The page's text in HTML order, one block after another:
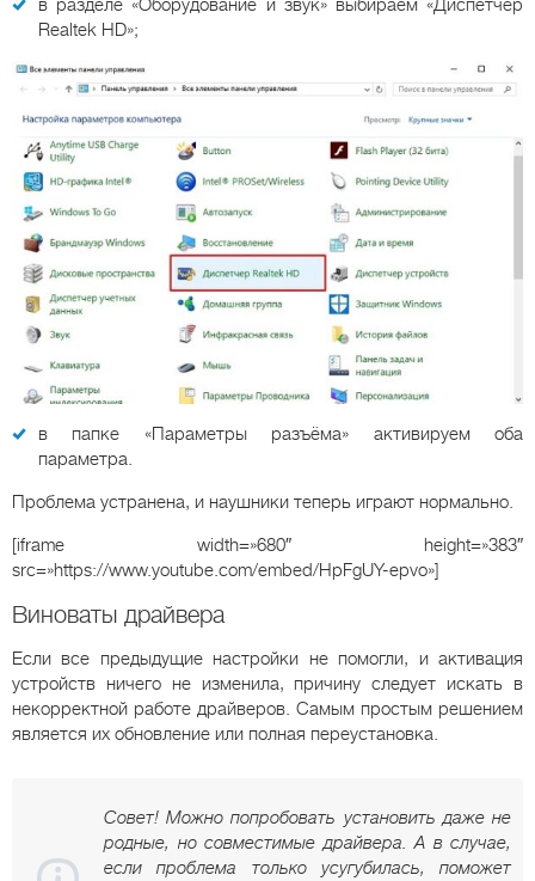
в разделе «Оборудование и звук» выбираем «Диспетчер
Realtek HD»;
в папке «Параметры разъёма» активируем оба
параметра.
Проблема устранена, и наушники теперь играют нормально.
[iframe width=»680″ height=»383″
src=»https://www.youtube.com/embed/HpFgUY-epvo»]
Виноваты драйвера
Если все предыдущие настройки не помогли, и активация
устройств ничего не изменила, причину следует искать в
некорректной работе драйверов. Самым простым решением
является их обновление или полная переустановка.
Совет! Можно попробовать установить даже не
родные, но совместимые драйвера. А в случае,
если проблема только усугубилась, поможет